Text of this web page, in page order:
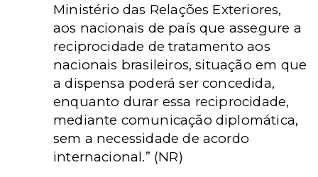
Ministério das Relações Exteriores,
aos nacionais de país que assegure a
reciprocidade de tratamento aos
nacionais brasileiros, situação em que
a dispensa poderá ser concedida,
enquanto durar essa reciprocidade,
mediante comunicação diplomática,
sem a necessidade de acordo
internacional.” (NR)